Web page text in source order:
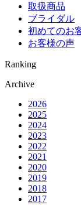
取扱商品
ブライダル
初めてのお
お客様の声
Ranking
Archive
2026
2025
2024
2023
2022
2021
2020
2019
2018
2017